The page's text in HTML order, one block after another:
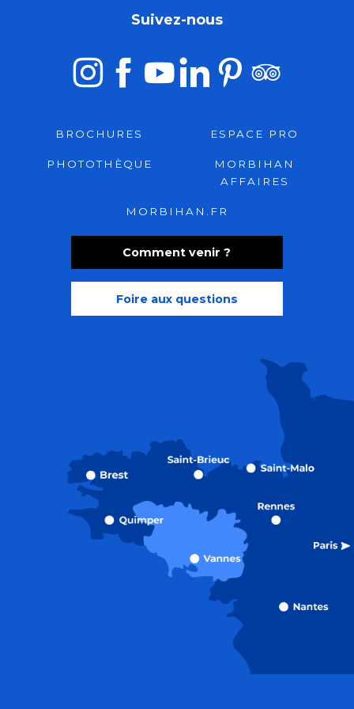
Comment venir ?
Foire aux questions
Suivez-nous
BROCHURES ESPACE PRO
PHOTOTHÈQUE
MORBIHAN
AFFAIRES
MORBIHAN.FR